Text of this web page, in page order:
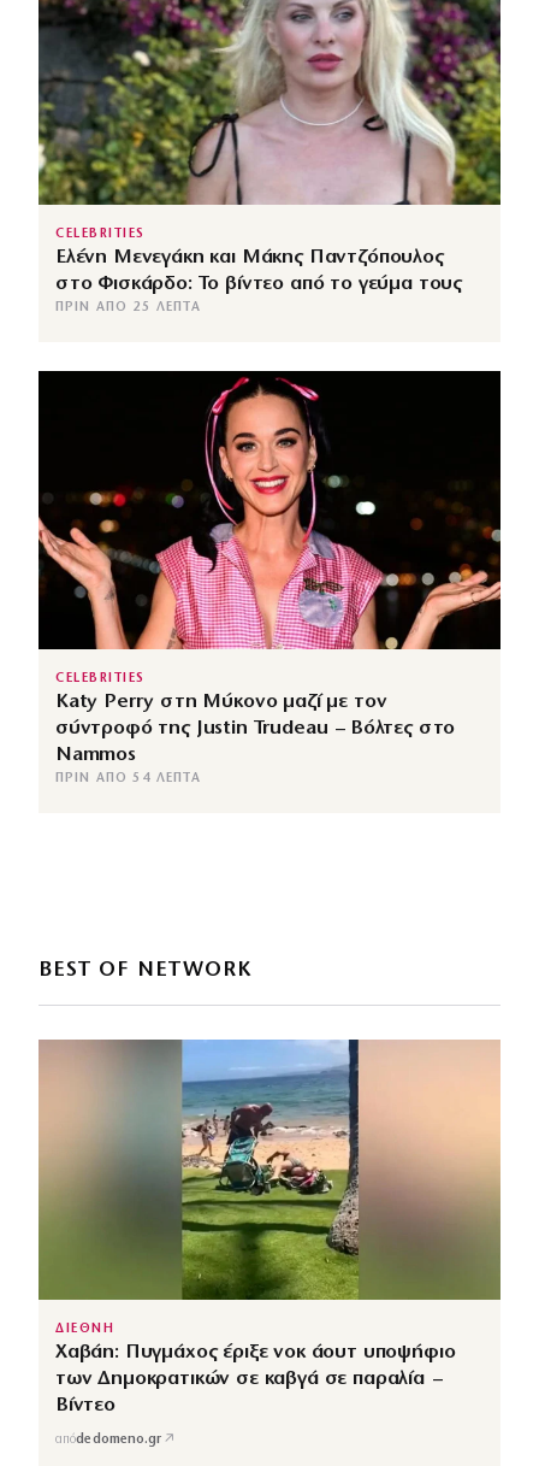
CELEBRITIES
Ελένη Μενεγάκη και Μάκης Παντζόπουλος
στο Φισκάρδο: Το βίντεο από το γεύμα τους
ΠΡΙΝ ΑΠΌ 25 ΛΕΠΤΆ
CELEBRITIES
Katy Perry στη Μύκονο μαζί με τον
σύντροφό της Justin Trudeau – Βόλτες στο
Nammos
ΠΡΙΝ ΑΠΌ 54 ΛΕΠΤΆ
BEST OF NETWORK
ΔΙΕΘΝΗ
Χαβάη: Πυγμάχος έριξε νοκ άουτ υποψήφιο
των Δημοκρατικών σε καβγά σε παραλία –
Βίντεο
απόdedomeno.gr ↗